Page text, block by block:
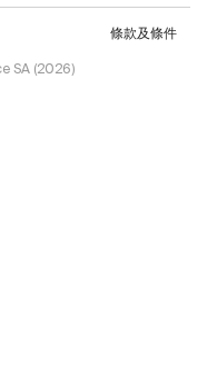
SA (2026)
條款及條件